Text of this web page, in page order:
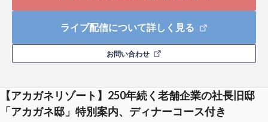
ライブ配信について詳しく見る
お問い合わせ
【アカガネリゾート】250年続く老舗企業の社長旧邸
「アカガネ邸」特別案内、ディナーコース付き